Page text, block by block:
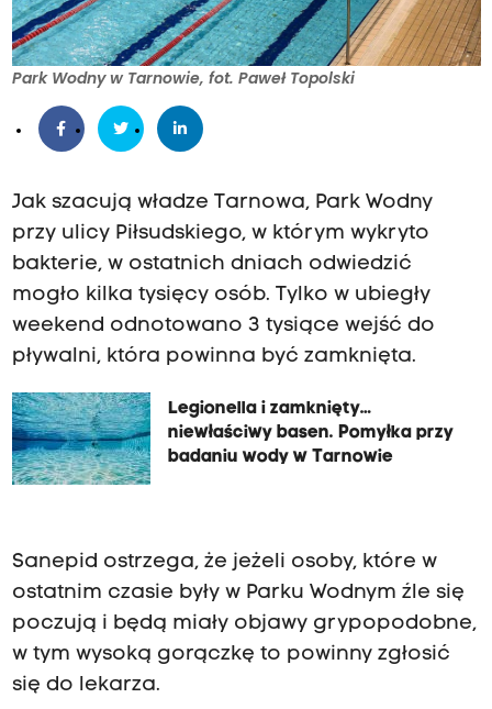
Park Wodny w Tarnowie, fot. Paweł Topolski
Jak szacują władze Tarnowa, Park Wodny
przy ulicy Piłsudskiego, w którym wykryto
bakterie, w ostatnich dniach odwiedzić
mogło kilka tysięcy osób. Tylko w ubiegły
weekend odnotowano 3 tysiące wejść do
pływalni, która powinna być zamknięta.
Legionella i zamknięty…
niewłaściwy basen. Pomyłka przy
badaniu wody w Tarnowie
Sanepid ostrzega, że jeżeli osoby, które w
ostatnim czasie były w Parku Wodnym źle się
poczują i będą miały objawy grypopodobne,
w tym wysoką gorączkę to powinny zgłosić
się do lekarza.
a
u
d
c
e
/
p
o
-
b
u
k
s
i
-
j
e
z